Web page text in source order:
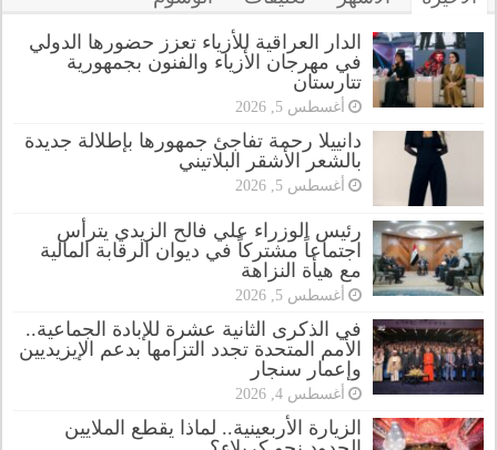
الدار العراقية للأزياء تعزز حضورها الدولي
في مهرجان الأزياء والفنون بجمهورية
تتارستان
أغسطس 5, 2026
دانييلا رحمة تفاجئ جمهورها بإطلالة جديدة
بالشعر الأشقر البلاتيني
أغسطس 5, 2026
رئيس الوزراء علي فالح الزيدي يترأس
اجتماعاً مشتركاً في ديوان الرقابة المالية
مع هيأة النزاهة
أغسطس 5, 2026
في الذكرى الثانية عشرة للإبادة الجماعية..
الأمم المتحدة تجدد التزامها بدعم الإيزيديين
وإعمار سنجار
أغسطس 4, 2026
الزيارة الأربعينية.. لماذا يقطع الملايين